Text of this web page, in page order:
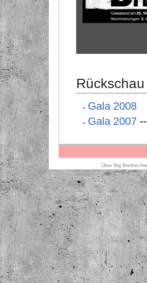
Rückschau
Gala 2008
Gala 2007 --
Über Big Brother